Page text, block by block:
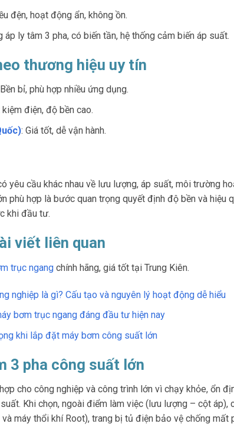
đện, hoạt động ẩn, không ồn.
áp ly tâm 3 pha, có biến tần, hệ thống cảm biến áp suất.
thương hiệu uy tín
bỉ, phù hợp nhiều ứng dụng.
kiệm điện, độ bền cao.
: Giá tốt, dễ vận hành.
yêu cầu khác nhau về lưu lượng, áp suất, môi trường
phù hợp là bước quan trọng quyết định độ bền và hiệu
khi đầu tư.
viết liên quan
trục ngang chính hãng, giá tốt tại Trung Kiên.
nghiệp là gì? Cấu tạo và nguyên lý hoạt động dễ hiểu
bơm trục ngang đáng đầu tư hiện nay
khi lắp đặt máy bơm công suất lớn
3 pha công suất lớn
cho công nghiệp và công trình lớn vì chạy khỏe, ổn
Khi chọn, ngoài điểm làm việc (lưu lượng – cột áp),
máy thổi khí Root), trang bị tủ điện bảo vệ chống mất